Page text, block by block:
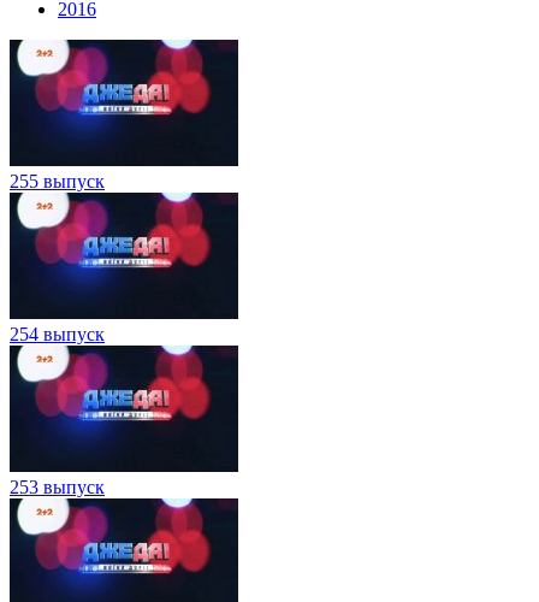
2016
255 выпуск
254 выпуск
253 выпуск